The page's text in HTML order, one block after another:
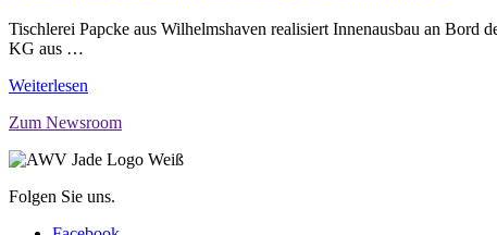
Tischlerei Papcke aus Wilhelmshaven realisiert Innenausbau an
KG aus …
Weiterlesen
Zum Newsroom
Folgen Sie uns.